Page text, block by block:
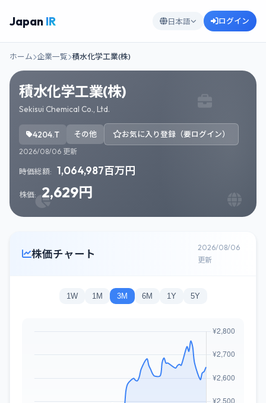
Japan IR 日本語 ログイン
ホーム 企業一覧 積水化学工業(株)
積水化学工業(株)
Sekisui Chemical Co., Ltd.
4204.T その他 お気に入り登録（要ログイン）
2026/08/06 更新
時価総額: 1,064,987百万円
株価: 2,629円
株価チャート
2026/08/06
更新
1W 1M 3M 6M 1Y 5Y